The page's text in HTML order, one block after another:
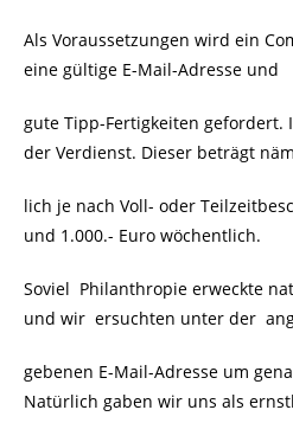
Als Voraussetzungen wird ein
eine gültige E-Mail-Adresse und
gute Tipp-Fertigkeiten
der Verdienst. Dieser beträgt
lich je nach Voll- oder
und 1.000.- Euro wöchentlich.
Soviel Philanthropie erweckte
und wir ersuchten unter der
gebenen E-Mail-Adresse um
Natürlich gaben wir uns als